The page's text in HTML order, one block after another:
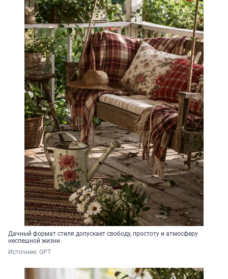
Дачный формат стиля допускает свободу, простоту и атмосферу
неспешной жизни
Источник: GPT